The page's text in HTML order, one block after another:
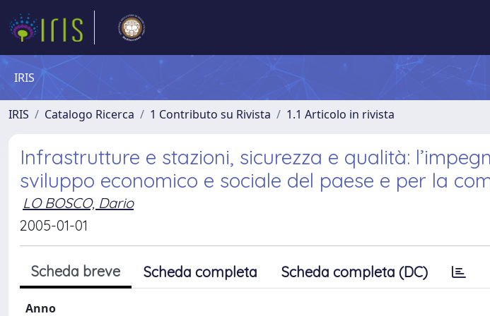
IRIS
IRIS Catalogo Ricerca 1 Contributo su Rivista 1.1 Articolo in rivista
Infrastrutture e stazioni, sicurezza e qualità:
sviluppo economico e sociale del paese e per la
LO BOSCO, Dario
2005-01-01
Scheda breve Scheda completa Scheda completa (DC)
Anno